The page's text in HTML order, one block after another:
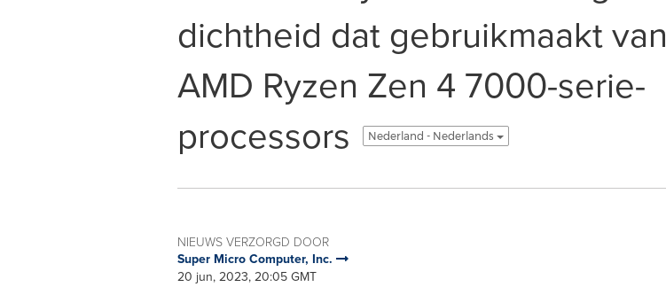
dichtheid dat gebruikmaakt van
AMD Ryzen Zen 4 7000-serie-
processors
Nederland - Nederlands
NIEUWS VERZORGD DOOR
Super Micro Computer, Inc.
20 jun, 2023, 20:05 GMT